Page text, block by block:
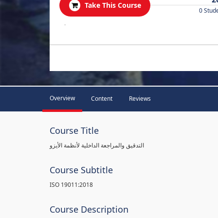
Take This Course
0
.
Overview Content Reviews
Course Title
التدقيق والمراجعة الداخلية لأنظمة الأيزو
Course Subtitle
ISO 19011:2018
Course Description